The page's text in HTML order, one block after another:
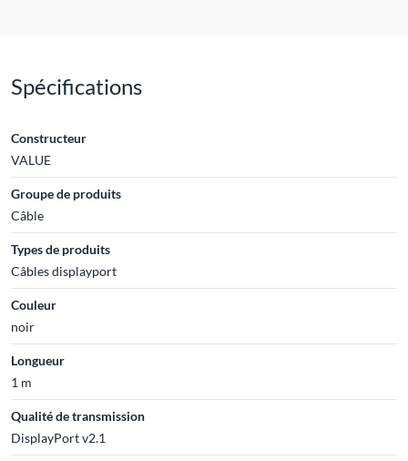
Spécifications
Constructeur
VALUE
Groupe de produits
Câble
Types de produits
Câbles displayport
Couleur
noir
Longueur
1 m
Qualité de transmission
DisplayPort v2.1